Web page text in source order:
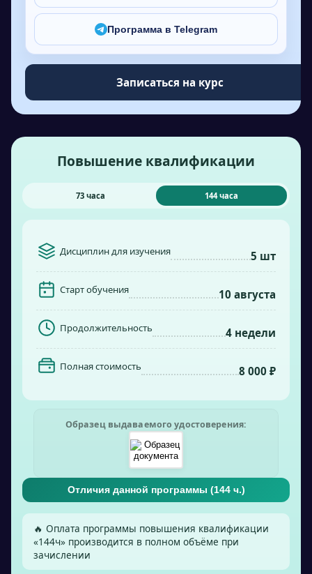
Программа в Telegram
Записаться на курс
Повышение квалификации
73 часа 144 часа
Дисциплин для изучения 5 шт
Старт обучения 10 августа
Продолжительность 4 недели
Полная стоимость 8 000 ₽
Образец выдаваемого удостоверения:
Отличия данной программы (144ч.)
🔥 Оплата программы повышения квалификации
«144ч» производится в полном объёме при
зачислении